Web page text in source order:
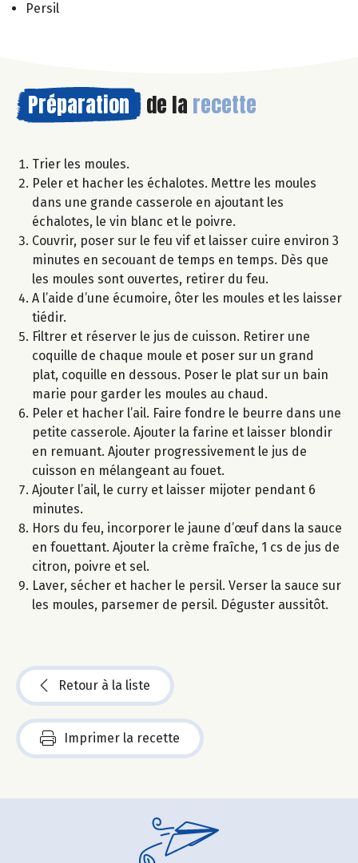
Persil
Préparation de la recette
Trier les moules.
Peler et hacher les échalotes. Mettre les moules
dans une grande casserole en ajoutant les
échalotes, le vin blanc et le poivre.
Couvrir, poser sur le feu vif et laisser cuire environ 3
minutes en secouant de temps en temps. Dès que
les moules sont ouvertes, retirer du feu.
A l’aide d’une écumoire, ôter les moules et les laisser
tiédir.
Filtrer et réserver le jus de cuisson. Retirer une
coquille de chaque moule et poser sur un grand
plat, coquille en dessous. Poser le plat sur un bain
marie pour garder les moules au chaud.
Peler et hacher l’ail. Faire fondre le beurre dans une
petite casserole. Ajouter la farine et laisser blondir
en remuant. Ajouter progressivement le jus de
cuisson en mélangeant au fouet.
Ajouter l’ail, le curry et laisser mijoter pendant 6
minutes.
Hors du feu, incorporer le jaune d’œuf dans la sauce
en fouettant. Ajouter la crème fraîche, 1 cs de jus de
citron, poivre et sel.
Laver, sécher et hacher le persil. Verser la sauce sur
les moules, parsemer de persil. Déguster aussitôt.
Retour à la liste
Imprimer la recette